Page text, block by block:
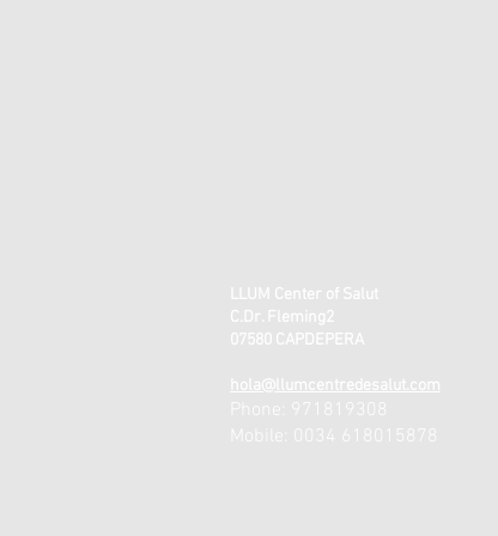
LLUM Center of Salut
C.Dr. Fleming2
07580 CAPDEPERA
hola@llumcentredesalut.com
Mobile: 0034 618015878